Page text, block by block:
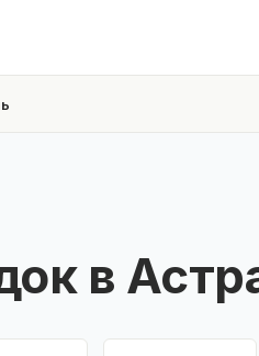
в